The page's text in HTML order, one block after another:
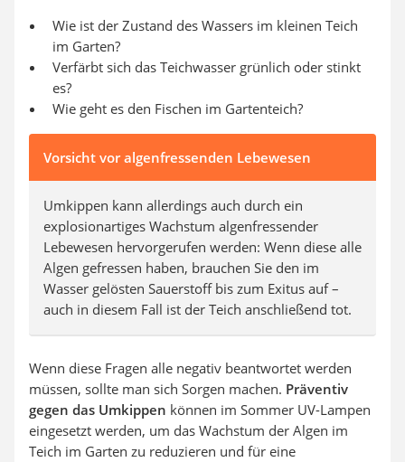
Wie ist der Zustand des Wassers im kleinen Teich
im Garten?
Verfärbt sich das Teichwasser grünlich oder stinkt
es?
Wie geht es den Fischen im Gartenteich?
Vorsicht vor algenfressenden Lebewesen
Umkippen kann allerdings auch durch ein
explosionartiges Wachstum algenfressender
Lebewesen hervorgerufen werden: Wenn diese alle
Algen gefressen haben, brauchen Sie den im
Wasser gelösten Sauerstoff bis zum Exitus auf –
auch in diesem Fall ist der Teich anschließend tot.
Wenn diese Fragen alle negativ beantwortet werden
müssen, sollte man sich Sorgen machen. Präventiv
gegen das Umkippen können im Sommer UV-Lampen
eingesetzt werden, um das Wachstum der Algen im
Teich im Garten zu reduzieren und für eine